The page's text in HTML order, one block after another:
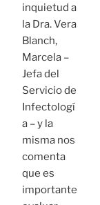
inquietud a
la Dra. Vera
Blanch,
Marcela –
Jefa del
Servicio de
Infectologí
a – y la
misma nos
comenta
que es
importante